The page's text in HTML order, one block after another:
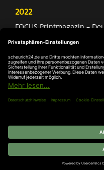
2022
FOCUS Printmagazin –
Deutschland Test – Bester
FOCUS Money –
DIE WELT – Service-
DIE WELT –
Antriebe)
© 2026